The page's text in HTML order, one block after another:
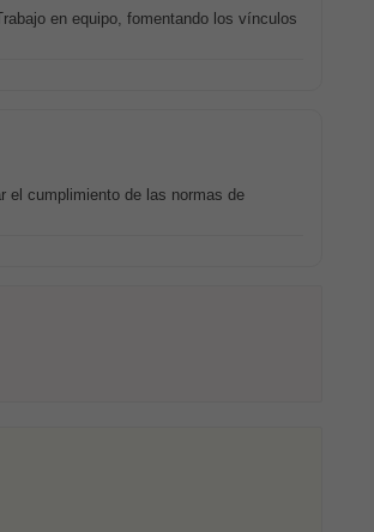
en equipo, fomentando los vínculos
el cumplimiento de las normas de